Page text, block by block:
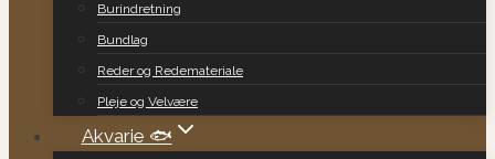
Burindretning
Bundlag
Reder og Redemateriale
Pleje og Velvære
Akvarie 🐟